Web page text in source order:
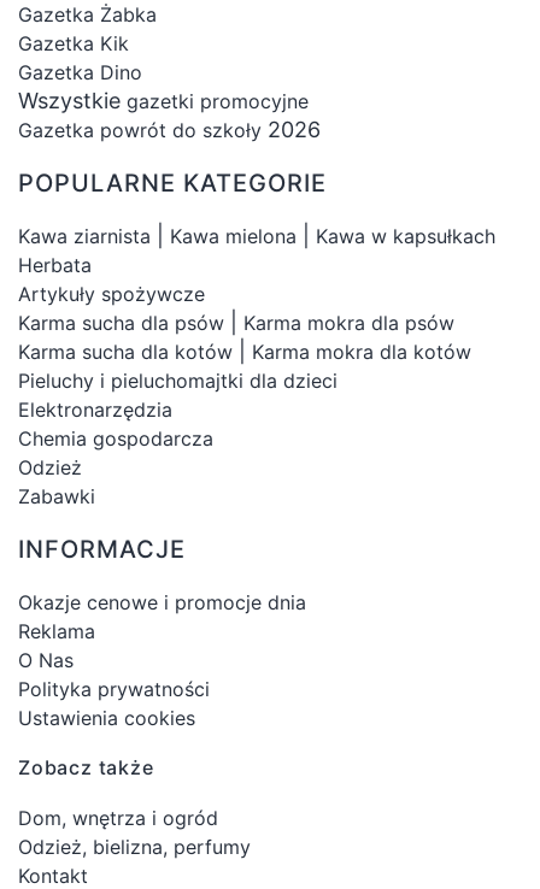
Gazetka Żabka
Gazetka Kik
Gazetka Dino
Wszystkie gazetki promocyjne
Gazetka powrót do szkoły 2026
POPULARNE KATEGORIE
Kawa ziarnista Kawa mielona
Kawa w kapsułkach
Herbata
Artykuły spożywcze
Karma sucha dla psów
Karma mokra dla psów
Karma sucha dla kotów
Karma mokra dla kotów
Pieluchy i pieluchomajtki dla dzieci
Elektronarzędzia
Chemia gospodarcza
Odzież
Zabawki
INFORMACJE
Okazje cenowe i promocje dnia
Reklama
O Nas
Polityka prywatności
Ustawienia cookies
Zobacz także
Dom, wnętrza i ogród
Odzież, bielizna, perfumy
Kontakt